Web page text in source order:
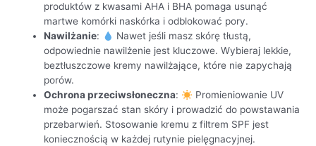
produktów z kwasami AHA i BHA pomaga usunąć
martwe komórki naskórka i odblokować pory.
Nawilżanie:
Nawet jeśli masz skórę tłustą,
odpowiednie nawilżenie jest kluczowe. Wybieraj lekkie,
beztłuszczowe kremy nawilżające, które nie zapychają
porów.
Ochrona przeciwsłoneczna:
Promieniowanie UV
może pogarszać stan skóry i prowadzić do powstawania
przebarwień. Stosowanie kremu z filtrem SPF jest
koniecznością w każdej rutynie pielęgnacyjnej.